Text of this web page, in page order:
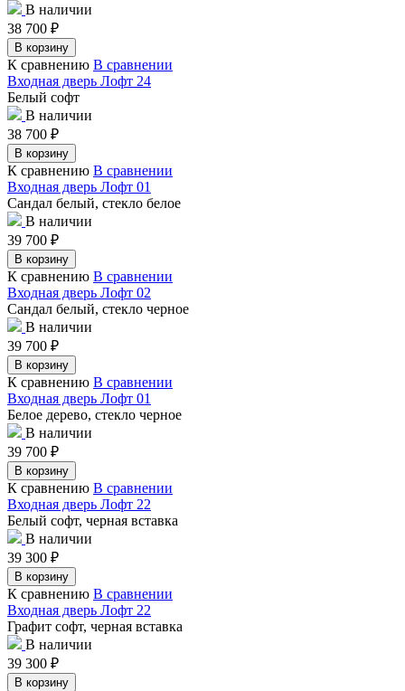
В наличии
38 700 ₽
В корзину
К сравнению В сравнении
Входная дверь Лофт 24
Белый софт
В наличии
38 700 ₽
В корзину
К сравнению В сравнении
Входная дверь Лофт 01
Сандал белый, стекло белое
В наличии
39 700 ₽
В корзину
К сравнению В сравнении
Входная дверь Лофт 02
Сандал белый, стекло черное
В наличии
39 700 ₽
В корзину
К сравнению В сравнении
Входная дверь Лофт 01
Белое дерево, стекло черное
В наличии
39 700 ₽
В корзину
К сравнению В сравнении
Входная дверь Лофт 22
Белый софт, черная вставка
В наличии
39 300 ₽
В корзину
К сравнению В сравнении
Входная дверь Лофт 22
Графит софт, черная вставка
В наличии
39 300 ₽
В корзину